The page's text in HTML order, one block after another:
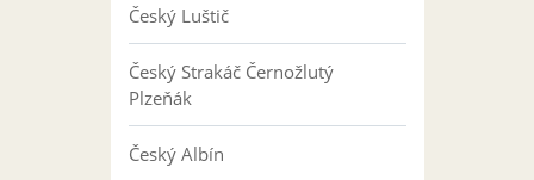
Český Luštič
Český Strakáč Černožlutý
Plzeňák
Český Albín